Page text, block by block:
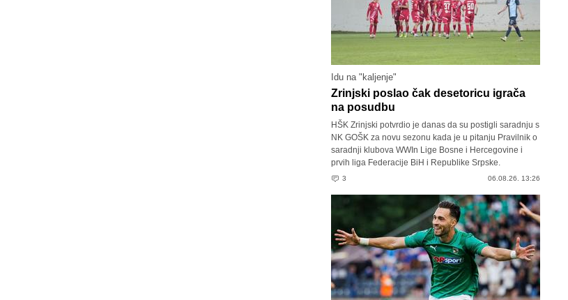
Idu na "kaljenje"
Zrinjski poslao čak desetoricu igrača
na posudbu
HŠK Zrinjski potvrdio je danas da su postigli saradnju s
NK GOŠK za novu sezonu kada je u pitanju Pravilnik o
saradnji klubova WWIn Lige Bosne i Hercegovine i
prvih liga Federacije BiH i Republike Srpske.
3 06.08.26. 13:26